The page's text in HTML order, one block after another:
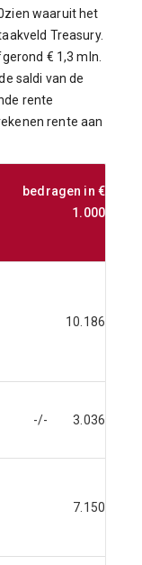
waaruit het
Treasury.
€ 1,3 mln.
saldi van de
rente
rente aan
bedragen in €
1.000
10.186
-/- 3.036
7.150